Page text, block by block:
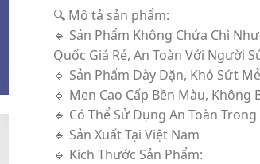
🔍 Mô tả sản phẩm:
🔹 Sản Phẩm Không Chứa Chì
Quốc Giá Rẻ, An Toàn Với Người
🔹 Sản Phẩm Dày Dặn, Khó Sứt Mẻ
🔹 Men Cao Cấp Bền Màu, Không
🔹 Có Thể Sử Dụng An Toàn
🔹 Sản Xuất Tại Việt Nam
🔹 Kích Thước Sản Phẩm: